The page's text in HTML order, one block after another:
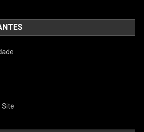
Site